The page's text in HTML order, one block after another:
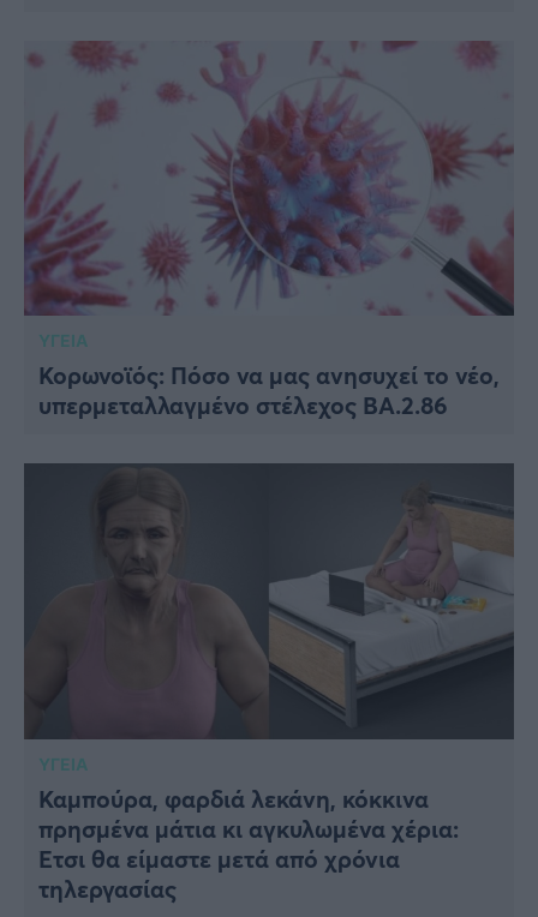
ΥΓΕΙΑ
Κορωνοϊός: Πόσο να μας ανησυχεί το νέο,
υπερμεταλλαγμένο στέλεχος ΒΑ.2.86
ΥΓΕΙΑ
Καμπούρα, φαρδιά λεκάνη, κόκκινα
πρησμένα μάτια κι αγκυλωμένα χέρια:
Έτσι θα είμαστε μετά από χρόνια
τηλεργασίας